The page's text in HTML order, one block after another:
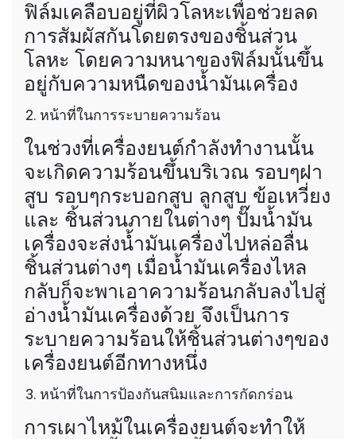
ฟิล์มเคลือบอยู่ที่ผิวโลหะเพื่อช่วยลด
การสัมผัสกันโดยตรงของชิ้นส่วน
โลหะ โดยความหนาของฟิล์มนั้นขึ้น
อยู่กับความหนืดของน้ำมันเครื่อง
หน้าที่ในการระบายความร้อน
ในช่วงที่เครื่องยนต์กำลังทำงานนั้น
จะเกิดความร้อนขึ้นบริเวณ รอบๆฝา
สูบ รอบๆกระบอกสูบ ลูกสูบ ข้อเหวี่ยง
และ ชิ้นส่วนภายในต่างๆ ปั๊มน้ำมัน
เครื่องจะส่งน้ำมันเครื่องไปหล่อลื่น
ชิ้นส่วนต่างๆ เมื่อน้ำมันเครื่องไหล
กลับก็จะพาเอาความร้อนกลับลงไปสู่
อ่างน้ำมันเครื่องด้วย จึงเป็นการ
ระบายความร้อนให้ชิ้นส่วนต่างๆของ
เครื่องยนต์อีกทางหนึ่ง
หน้าที่ในการป้องกันสนิมและการกัดกร่อน
การเผาไหม้ในเครื่องยนต์จะทำให้